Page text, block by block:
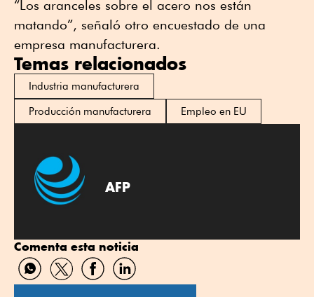
“Los aranceles sobre el acero nos están
matando”, señaló otro encuestado de una
empresa manufacturera.
Temas relacionados
Industria manufacturera
Producción manufacturera
Empleo en EU
AFP
Comenta esta noticia
Compartir
por
Compartir
por
Compartir
por
Compartir
por